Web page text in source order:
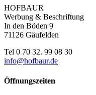
HOFBAUR
Werbung & Beschriftung
In den Böden 9
71126 Gäufelden
Tel 0 70 32. 99 08 30
info@hofbaur.de
Öffnungszeiten